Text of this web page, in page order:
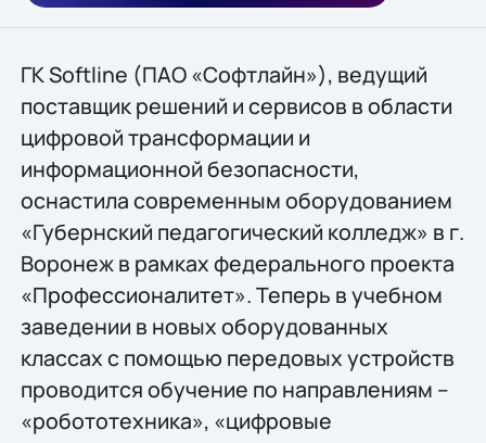
ГК Softline (ПАО «Софтлайн»), ведущий
поставщик решений и сервисов в области
цифровой трансформации и
информационной безопасности,
оснастила современным оборудованием
«Губернский педагогический колледж» в г.
Воронеж в рамках федерального проекта
«Профессионалитет». Теперь в учебном
заведении в новых оборудованных
классах с помощью передовых устройств
проводится обучение по направлениям –
«робототехника», «цифровые